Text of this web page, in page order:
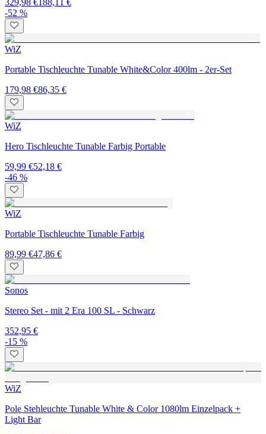
329,98 € 188,11 €
-52 %
WiZ
Portable Tischleuchte Tunable White&Color 400lm - 2er-Set
179,98 €86,35 €
WiZ
Hero Tischleuchte Tunable Farbig Portable
59,99 €52,18 €
-46 %
WiZ
Portable Tischleuchte Tunable Farbig
89,99 €47,86 €
Sonos
Stereo Set - mit 2 Era 100 SL - Schwarz
352,95 €
-15 %
WiZ
Pole Stehleuchte Tunable White & Color 1080lm Einzelpack +
Light Bar